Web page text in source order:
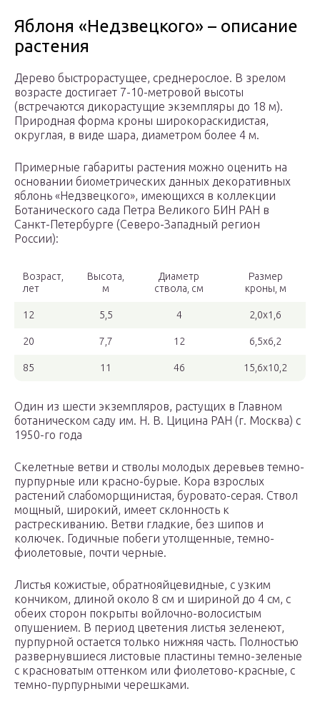
Яблоня «Недзвецкого» – описание
растения
Дерево быстрорастущее, среднерослое. В зрелом
возрасте достигает 7-10-метровой высоты
(встречаются дикорастущие экземпляры до 18 м).
Природная форма кроны широкораскидистая,
округлая, в виде шара, диаметром более 4 м.
Примерные габариты растения можно оценить на
основании биометрических данных декоративных
яблонь «Недзвецкого», имеющихся в коллекции
Ботанического сада Петра Великого БИН РАН в
Санкт-Петербурге (Северо-Западный регион
России):
Возраст,
лет
Высота,
м
Диаметр
ствола, см
Размер
кроны, м
12 5,5 4 2,0х1,6
20 7,7 12 6,5х6,2
85 11 46 15,6х10,2
Один из шести экземпляров, растущих в Главном
ботаническом саду им. Н. В. Цицина РАН (г. Москва) с
1950-го года
Скелетные ветви и стволы молодых деревьев темно-
пурпурные или красно-бурые. Кора взрослых
растений слабоморщинистая, буровато-серая. Ствол
мощный, широкий, имеет склонность к
растрескиванию. Ветви гладкие, без шипов и
колючек. Годичные побеги утолщенные, темно-
фиолетовые, почти черные.
Листья кожистые, обратнояйцевидные, с узким
кончиком, длиной около 8 см и шириной до 4 см, с
обеих сторон покрыты войлочно-волосистым
опушением. В период цветения листья зеленеют,
пурпурной остается только нижняя часть. Полностью
развернувшиеся листовые пластины темно-зеленые
с красноватым оттенком или фиолетово-красные, с
темно-пурпурными черешками.